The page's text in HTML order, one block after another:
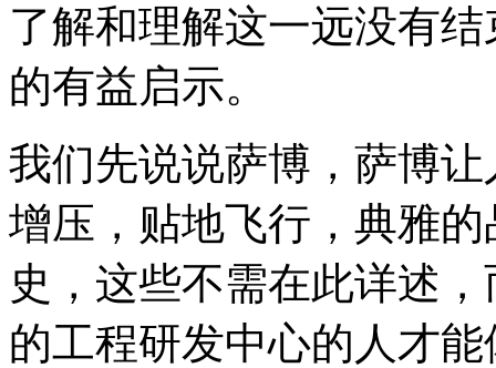
了解和理解这一远没有
的有益启示。
我们先说说萨博，萨博
增压，贴地飞行，典雅
史，这些不需在此详述
的工程研发中心的人才